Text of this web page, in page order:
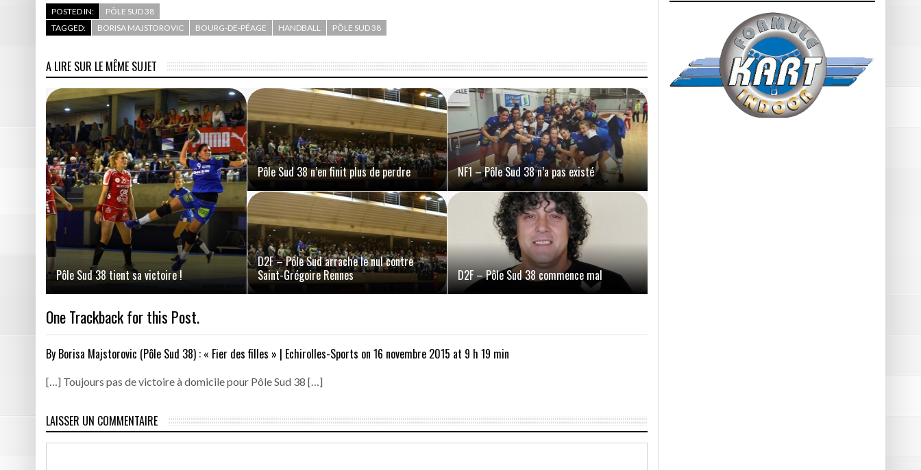
POSTED IN:
PÔLE SUD 38
TAGGED:
BORISA MAJSTOROVIC BOURG-DE-PÉAGE HANDBALL PÔLE SUD 38
A LIRE SUR LE MÊME SUJET
Pôle Sud 38 tient sa victoire !
Pôle Sud 38 n’en finit plus de perdre NF1 – Pôle Sud 38 n’a pas existé
D2F – Pôle Sud arrache le nul contre
Saint-Grégoire Rennes
D2F – Pôle Sud 38 commence mal
OneTrackback for this Post.
By Borisa Majstorovic (Pôle Sud 38) : « Fier des filles » | Echirolles-Sports on 16 novembre 2015 at 9 h 19 min
[…] Toujours pas de victoire à domicile pour Pôle Sud 38 […]
LAISSER UN COMMENTAIRE